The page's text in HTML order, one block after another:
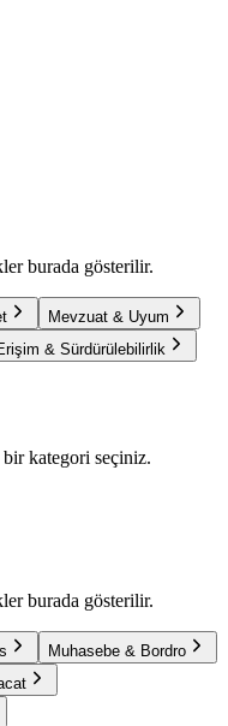
burada gösterilir.
Mevzuat & Uyum
& Sürdürülebilirlik
kategori seçiniz.
burada gösterilir.
Muhasebe & Bordro